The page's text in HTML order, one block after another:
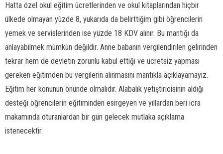
Hatta özel okul eğitim ücretlerinden ve okul kitaplarından hiçbir
ülkede olmayan yüzde 8, yukarıda da belirttiğim gibi öğrencilerin
yemek ve servislerinden ise yüzde 18 KDV alınır. Bu mantığı da
anlayabilmek mümkün değildir. Anne babanın vergilendirilen gelirinden
tekrar hem de devletin zorunlu kabul ettiği ve ücretsiz yapması
gereken eğitimden bu vergilerin alınmasını mantıkla açıklayamayız.
Eğitim her konunun önünde olmalıdır. Alabalık yetiştiricisinin aldığı
desteği öğrencilerin eğitiminden esirgeyen ve yıllardan beri icra
makamında oturanlardan bir gün gelecek mutlaka açıklama
istenecektir.